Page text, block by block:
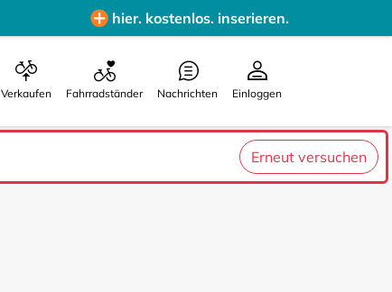
hier. kostenlos. inserieren.
Verkaufen Fahrradständer Nachrichten Einloggen
Erneut versuchen